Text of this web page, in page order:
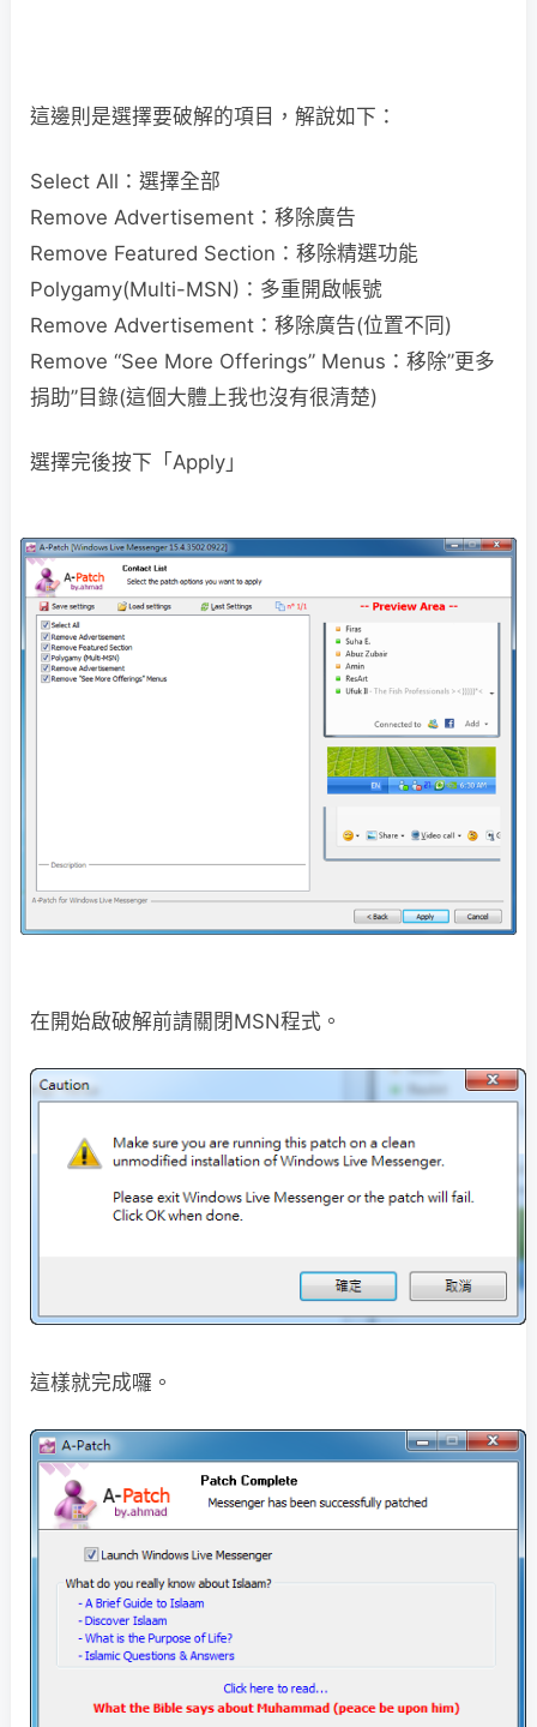
這邊則是選擇要破解的項目，解說如下：
Select All：選擇全部
Remove Advertisement：移除廣告
Remove Featured Section：移除精選功能
Polygamy(Multi-MSN)：多重開啟帳號
Remove Advertisement：移除廣告(位置不同)
Remove “See More Offerings” Menus：移除”更多
捐助”目錄(這個大體上我也沒有很清楚)
選擇完後按下「Apply」
在開始啟破解前請關閉MSN程式。
這樣就完成囉。